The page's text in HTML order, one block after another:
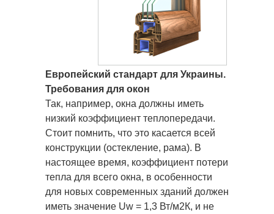
Европейский стандарт для Украины.
Требования для окон
Так, например, окна должны иметь
низкий коэффициент теплопередачи.
Стоит помнить, что это касается всей
конструкции (остекление, рама). В
настоящее время, коэффициент потери
тепла для всего окна, в особенности
для новых современных зданий должен
иметь значение Uw = 1,3 Вт/м2К, и не